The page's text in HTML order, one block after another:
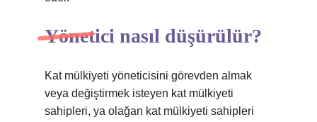
Yönetici nasıl düşürülür?
Kat mülkiyeti yöneticisini görevden almak
veya değiştirmek isteyen kat mülkiyeti
sahipleri, ya olağan kat mülkiyeti sahipleri